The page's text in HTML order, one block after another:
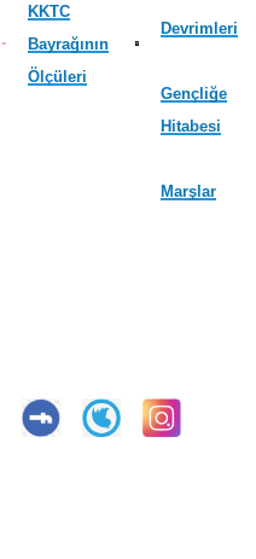
KKTC
Bayrağının
Ölçüleri
Devrimleri
Gençliğe
Hitabesi
Marşlar